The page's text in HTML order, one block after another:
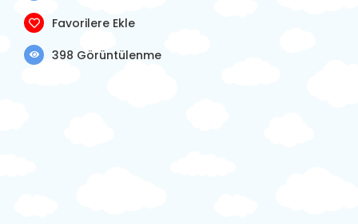
Favorilere Ekle
398 Görüntülenme